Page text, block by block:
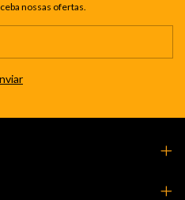
nossas ofertas.